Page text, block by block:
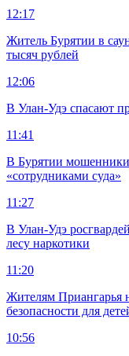
12:17
Житель Бурятии в
тысяч рублей
12:06
В Улан-Удэ спасают
11:41
В Бурятии мошенники
«сотрудниками суда»
11:27
В Улан-Удэ
лесу наркотики
11:20
Жителям Приангарья
безопасности для
10:56